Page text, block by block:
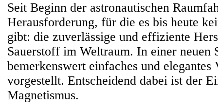
Seit Beginn der astronautischen
Herausforderung, für die es bis heute
gibt: die zuverlässige und effiziente
Sauerstoff im Weltraum. In einer neuen
bemerkenswert einfaches und elegantes
vorgestellt. Entscheidend dabei ist der
Magnetismus.